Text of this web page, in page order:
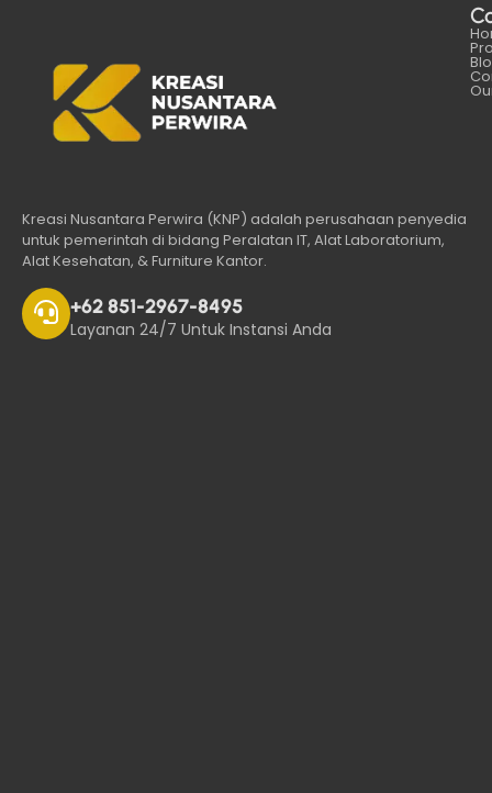
Kreasi Nusantara Perwira (KNP) adalah perusahaan penyedia
untuk pemerintah di bidang Peralatan IT, Alat Laboratorium,
Alat Kesehatan, & Furniture Kantor.
+62 851-2967-8495
Layanan 24/7 Untuk Instansi Anda